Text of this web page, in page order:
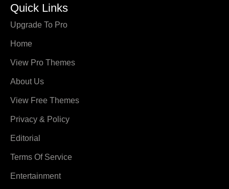
Quick Links
Upgrade To Pro
Home
View Pro Themes
About Us
View Free Themes
Privacy & Policy
Editorial
Terms Of Service
Entertainment